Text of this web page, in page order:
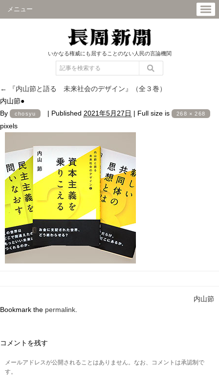
メニュー
いかなる権威にも屈することのない人民の言論機関
←
『内山節と語る 未来社会のデザイン』（全３巻）
内山節●
By
chosyu | Published 2021年5月27日 | Full size is 268 × 268
pixels
内山節
Bookmark the permalink
コメントを残す
メールアドレスが公開されることはありません。なお、コメントは承認制で
す。